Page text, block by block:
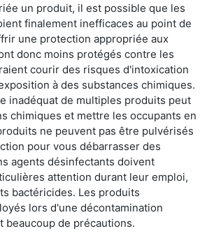
un produit, il est possible que les
finalement inefficaces au point de
une protection appropriée aux
donc moins protégés contre les
courir des risques d'intoxication
à des substances chimiques.
inadéquat de multiples produits peut
chimiques et mettre les occupants en
ne peuvent pas être pulvérisés
pour vous débarrasser des
agents désinfectants doivent
attention durant leur emploi,
bactéricides. Les produits
lors d'une décontamination
beaucoup de précautions.